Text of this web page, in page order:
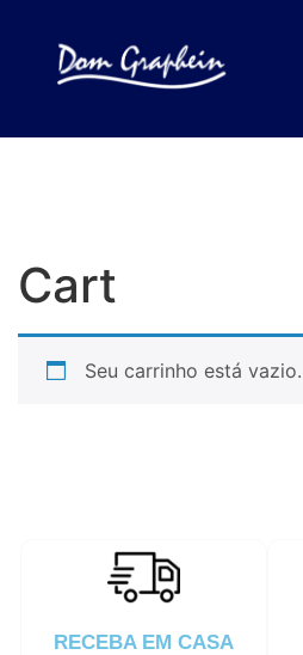
Cart
Seu carrinho está vazio.
RECEBA EM CASA